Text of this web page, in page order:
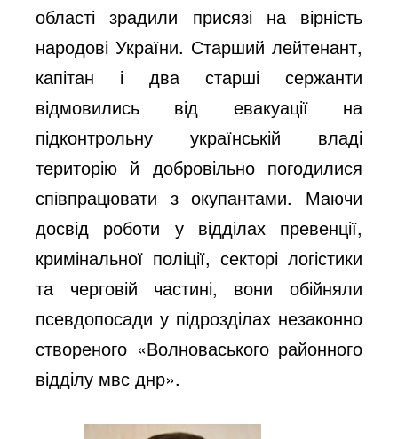
області зрадили присязі на вірність
народові України. Старший лейтенант,
капітан і два старші сержанти
відмовились від евакуації на
підконтрольну українській владі
територію й добровільно погодилися
співпрацювати з окупантами. Маючи
досвід роботи у відділах превенції,
кримінальної поліції, секторі логістики
та черговій частині, вони обійняли
псевдопосади у підрозділах незаконно
створеного «Волноваського районного
відділу мвс днр».